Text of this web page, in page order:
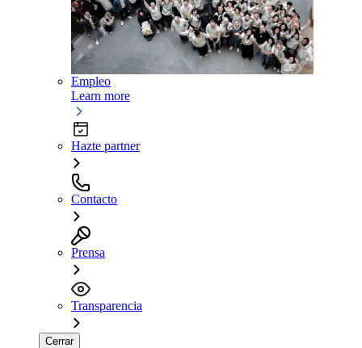
Empleo
Learn more
Hazte partner
Contacto
Prensa
Transparencia
Cerrar